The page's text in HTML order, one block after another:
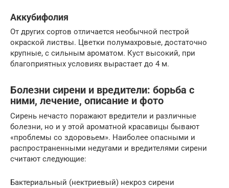
Аккубифолия
От других сортов отличается необычной пестрой
окраской листвы. Цветки полумахровые, достаточно
крупные, с сильным ароматом. Куст высокий, при
благоприятных условиях вырастает до 4 м.
Болезни сирени и вредители: борьба с
ними, лечение, описание и фото
Сирень нечасто поражают вредители и различные
болезни, но и у этой ароматной красавицы бывают
«проблемы со здоровьем». Наиболее опасными и
распространенными недугами и вредителями сирени
считают следующие:
Бактериальный (нектриевый) некроз сирени